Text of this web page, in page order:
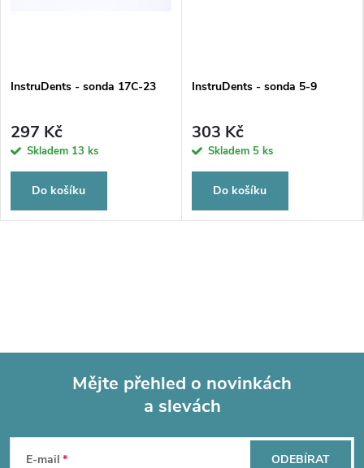
InstruDents - sonda 17C-23
297 Kč
Skladem 13 ks
Do košíku
InstruDents - sonda 5-9
303 Kč
Skladem 5 ks
Do košíku
Mějte přehled o novinkách
a slevách
E-mail ODEBÍRAT